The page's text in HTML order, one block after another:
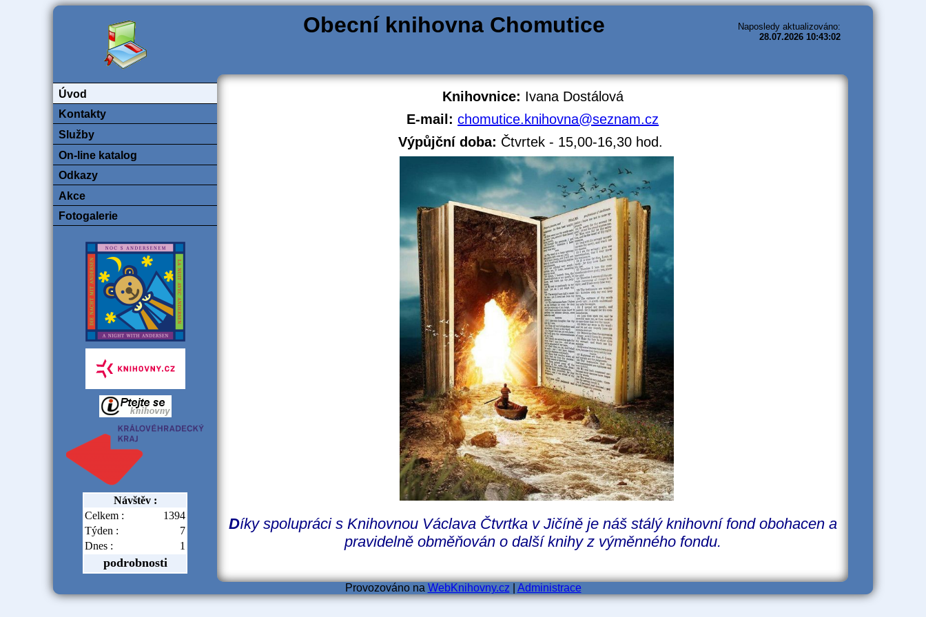
Naposledy aktualizováno:
28.07.2026 10:43:02
Obecní knihovna Chomutice
Úvod
Kontakty
Služby
On-line katalog
Odkazy
Akce
Fotogalerie
Návštěv :
Celkem :
1394
Týden :
7
Dnes :
1
podrobnosti
Knihovnice: Ivana Dostálová
E-mail: chomutice.knihovna@seznam.cz
Výpůjční doba: Čtvrtek - 15,00-16,30 hod.
Díky spolupráci s Knihovnou Václava Čtvrtka v Jičíně je náš stálý knihovní fond obohacen a
pravidelně obměňován o další knihy z výměnného fondu.
Provozováno na WebKnihovny.cz Administrace